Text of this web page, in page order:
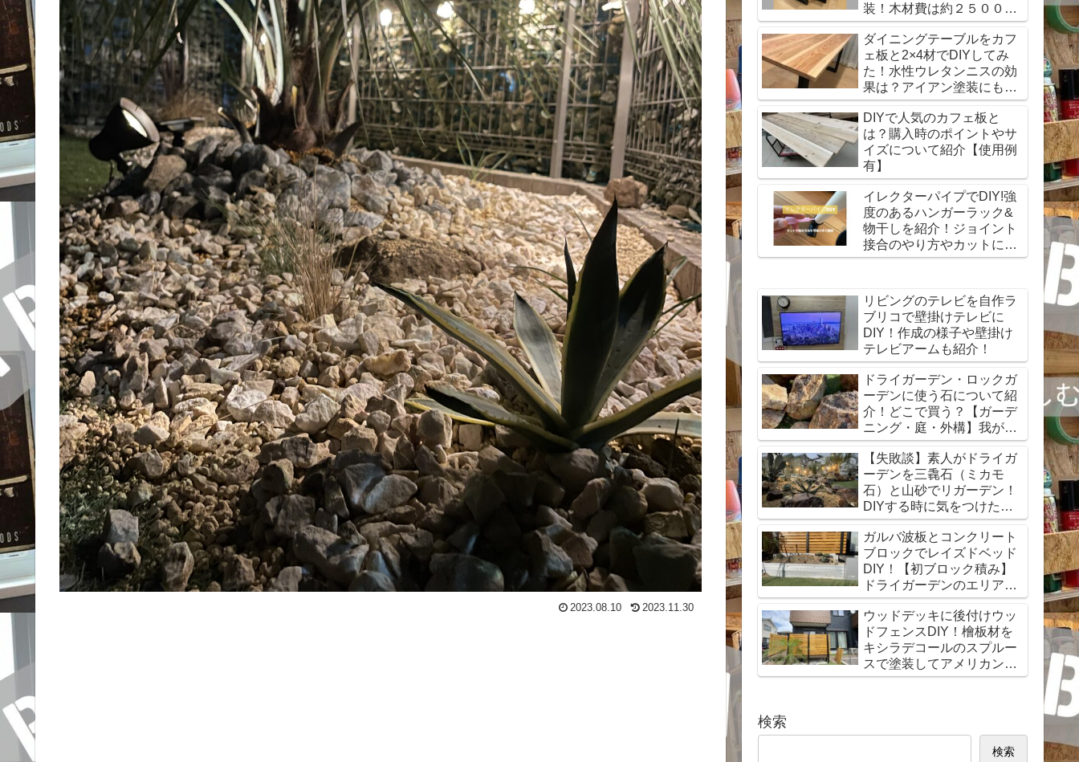
2023.08.10 2023.11.30
装！木材費は約２５００
円！
ダイニングテーブルをカフ
ェ板と2×4材でDIYしてみ
た！水性ウレタンニスの効
果は？アイアン塗装にも挑
戦！
DIYで人気のカフェ板と
は？購入時のポイントやサ
イズについて紹介【使用例
有】
イレクターパイプでDIY!強
度のあるハンガーラック&
物干しを紹介！ジョイント
接合のやり方やカットにつ
いても解説
リビングのテレビを自作ラ
ブリコで壁掛けテレビに
DIY！作成の様子や壁掛け
テレビアームも紹介！
ドライガーデン・ロックガ
ーデンに使う石について紹
介！どこで買う？【ガーデ
ニング・庭・外構】我が家
はミカモ石！
【失敗談】素人がドライガ
ーデンを三毳石（ミカモ
石）と山砂でリガーデン！
DIYする時に気をつけたポ
イントを紹介！【外構・
庭・ガーデニング】
ガルバ波板とコンクリート
ブロックでレイズドベッド
DIY！【初ブロック積み】
ドライガーデンのエリアを
おしゃれ花壇で拡張！
ウッドデッキに後付けウッ
ドフェンスDIY！檜板材を
キシラデコールのスプルー
スで塗装してアメリカン風
に！2×4支柱
検索
検索